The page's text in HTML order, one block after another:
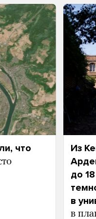
что
Из
до
в
в